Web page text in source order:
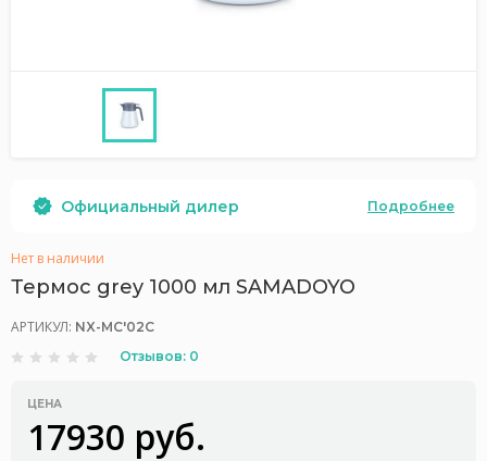
Официальный дилер Подробнее
Нет в наличии
Термос grey 1000 мл SAMADOYO
АРТИКУЛ: NX-MC'02C
Отзывов: 0
ЦЕНА
17930 руб.